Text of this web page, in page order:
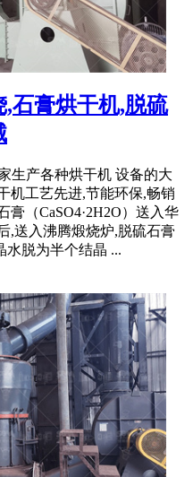
石膏烘干机,脱硫
生产各种烘干机 设备的大
机工艺先进,节能环保,畅销
膏（CaSO4·2H2O）送入华
,送入沸腾煅烧炉,脱硫石膏
水脱为半个结晶 ...